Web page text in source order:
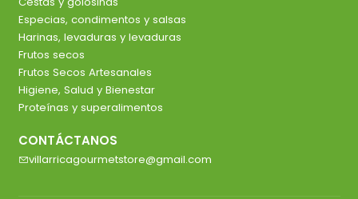
Especias, condimentos y salsas
Harinas, levaduras y levaduras
Frutos secos
Frutos Secos Artesanales
Higiene, Salud y Bienestar
Proteínas y superalimentos
CONTÁCTANOS
villarricagourmetstore@gmail.com